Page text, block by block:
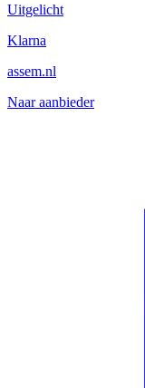
Uitgelicht
Klarna
assem.nl
Naar aanbieder